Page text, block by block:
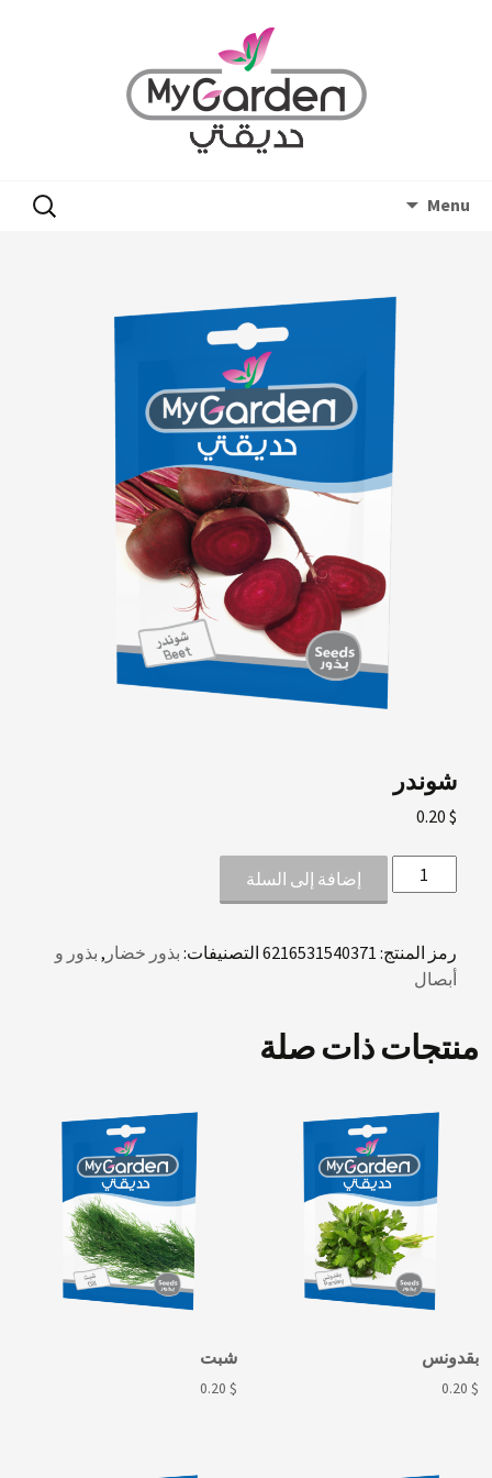
Menu
البحث
عن:
شوندر
0.20 $
كمية
شوندر
إضافة إلى السلة
رمز المنتج: 6216531540371 التصنيفات: بذور خضار , بذور و
أبصال
منتجات ذات صلة
بقدونس
0.20 $
شبت
0.20 $